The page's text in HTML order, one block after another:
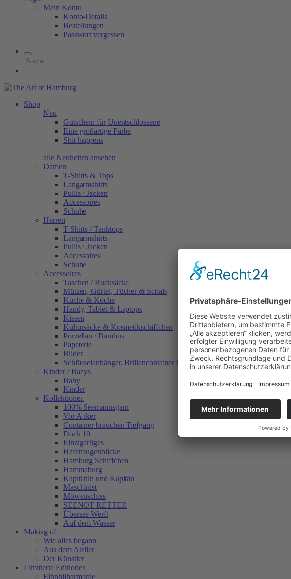
Mein Konto
Konto-Details
Bestellungen
Passwort vergessen
Shop
Neu
Gutschein für Unentschlossene
Eine großartige Farbe
Shit happens
alle Neuheiten ansehen
Damen
T-Shirts & Tops
Langarmshirts
Pullis / Jacken
Accessoires
Schuhe
Herren
T-Shirts / Tanktops
Langarmshirts
Pullis / Jacken
Accessoires
Schuhe
Accessoires
Taschen / Rucksäcke
Mützen, Gürtel, Tücher & Schals
Küche & Köche
Handy, Tablet & Laptops
Kissen
Kultursäcke & Kosmetikschiffchen
Porzellan / Bambus
Papeterie
Bilder
Schlüsselanhänger, Brillencontainer & mehr
Kinder / Babys
Baby
Kinder
Kollektionen
100% Seemannsgarn
Vor Anker
Container brauchen Tiefgang
Dock 10
Einzigartiges
Hafenaugen­blicke
Hamburg Schiffchen
Hammaburg
Kapitänin und Kapitän
Maschinist
Möwenschiss
SEENOT RETTER
Übersee Werft
Auf dem Wasser
Making of
Wie alles begann
Aus dem Atelier
Der Künstler
Limitierte Editionen
Elbphilharmonie